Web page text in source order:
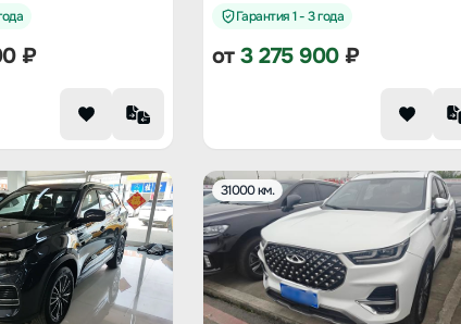
₽
Гарантия 1 - 3 года
от3 275 900₽
31000 км.